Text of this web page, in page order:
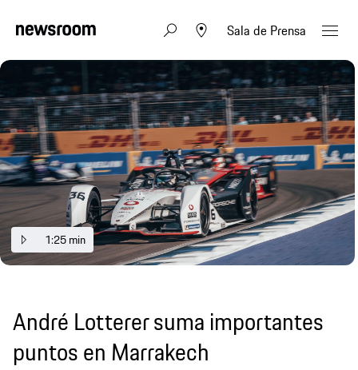
Sala de Prensa
1:25 min
André Lotterer suma importantes
puntos en Marrakech